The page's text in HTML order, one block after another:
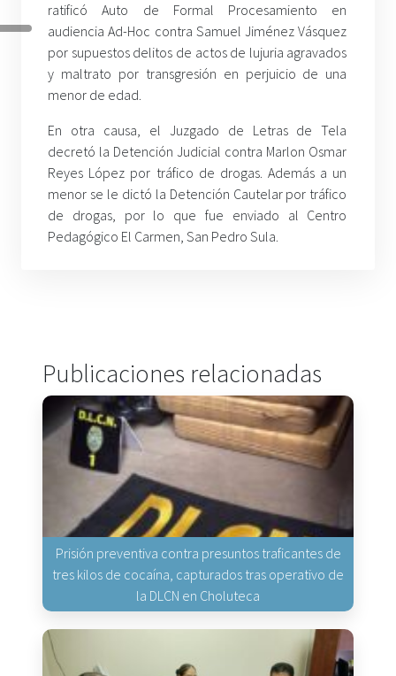
ratificó Auto de Formal Procesamiento en
audiencia Ad-Hoc contra Samuel Jiménez Vásquez
por supuestos delitos de actos de lujuria agravados
y maltrato por transgresión en perjuicio de una
menor de edad.
En otra causa, el Juzgado de Letras de Tela
decretó la Detención Judicial contra Marlon Osmar
Reyes López por tráfico de drogas. Además a un
menor se le dictó la Detención Cautelar por tráfico
de drogas, por lo que fue enviado al Centro
Pedagógico El Carmen, San Pedro Sula.
Publicaciones relacionadas
Prisión preventiva contra presuntos traficantes de
tres kilos de cocaína, capturados tras operativo de
la DLCN en Choluteca